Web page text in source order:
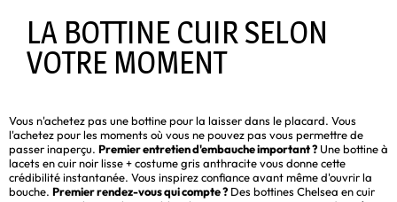
LA BOTTINE CUIR SELON
VOTRE MOMENT
Vous n'achetez pas une bottine pour la laisser dans le placard. Vous
l'achetez pour les moments où vous ne pouvez pas vous permettre de
passer inaperçu. Premier entretien d'embauche important ? Une bottine à
lacets en cuir noir lisse + costume gris anthracite vous donne cette
crédibilité instantanée. Vous inspirez confiance avant même d'ouvrir la
bouche. Premier rendez-vous qui compte ? Des bottines Chelsea en cuir